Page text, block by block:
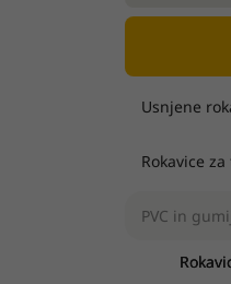
Usnjene
Rokavice
PVC in